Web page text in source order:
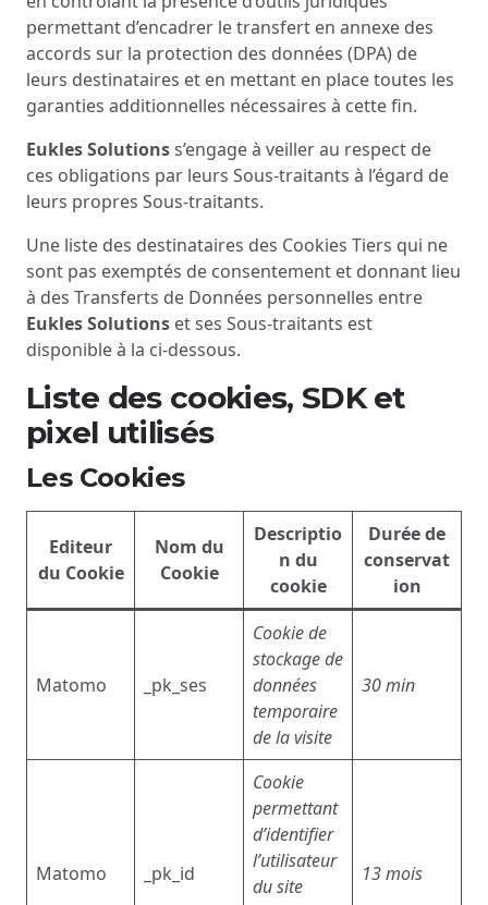
permettant d’encadrer le transfert en annexe des
accords sur la protection des données (DPA) de
leurs destinataires et en mettant en place toutes les
garanties additionnelles nécessaires à cette fin.
Eukles Solutionss’engage à veiller au respect de
ces obligations par leurs Sous-traitants à l’égard de
leurs propres Sous-traitants.
Une liste des destinataires des Cookies Tiers qui ne
sont pas exemptés de consentement et donnant lieu
à des Transferts de Données personnelles entre
Eukles Solutions et ses Sous-traitants est
disponible à la ci-dessous.
Liste des cookies, SDK et
pixel utilisés
Les Cookies
Editeur
du Cookie
Nom du
Cookie
Descriptio
n du
cookie
Durée de
conservat
ion
Matomo _pk_ses
Cookie de
stockage de
données
temporaire
de la visite
30 min
Matomo _pk_id
Cookie
permettant
d’identifier
l’utilisateur
du site
13 mois